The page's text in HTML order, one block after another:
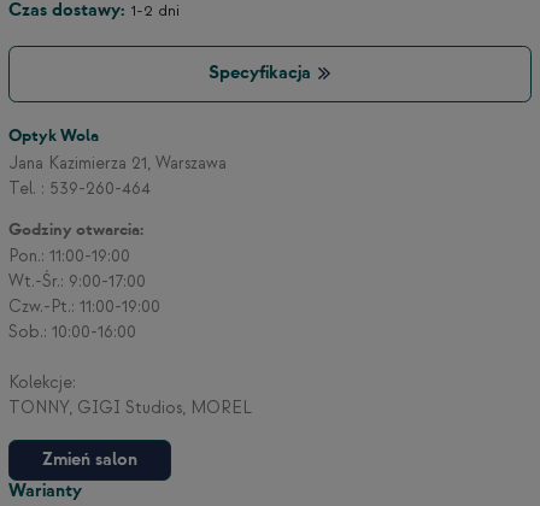
Czas dostawy: 1-2 dni
Specyfikacja
Optyk Wola
Jana Kazimierza 21, Warszawa
Tel. : 539-260-464
Godziny otwarcia:
Zmień salon
Pon.: 11:00-19:00
Wt.-Śr.: 9:00-17:00
Czw.-Pt.: 11:00-19:00
Sob.: 10:00-16:00
Kolekcje:
TONNY, GIGI Studios, MOREL
Warianty